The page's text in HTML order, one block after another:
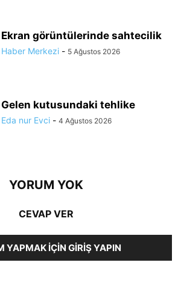
Ekran görüntülerinde sahtecilik
Haber Merkezi - 5 Ağustos 2026
Gelen kutusundaki tehlike
Eda nur Evci - 4 Ağustos 2026
YORUM YOK
CEVAP VER
YAPMAK İÇIN GIRIŞ YAPIN